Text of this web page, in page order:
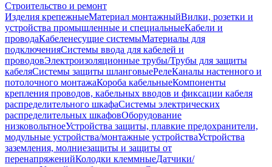
Строительство и ремонт
Изделия крепежныеМатериал монтажныйВилки, розетки и
устройства промышленные и специальныеКабели и
проводаКабеленесущие системыМатериалы для
подключенияСистемы ввода для кабелей и
проводовЭлектроизоляционные трубы/Трубы для защиты
кабеляСистемы защиты шланговыеРелеКаналы настенного и
потолочного монтажаКороба кабельныеКомпоненты
крепления проводов, кабельных вводов и фиксации кабеля
распределительного шкафаСистемы электрических
распределительных шкафовОборудование
низковольтноеУстройства защиты, плавкие предохранители,
модульные устройства/монтажные устройстваУстройства
заземления, молниезащиты и защиты от
перенапряженийКолодки клеммныеДатчики/